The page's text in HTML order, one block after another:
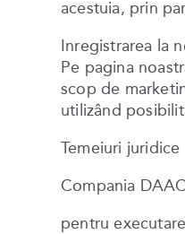
acestuia, prin
Inregistrarea la
Pe pagina
scop de
utilizând
Temeiuri
Compania
pentru